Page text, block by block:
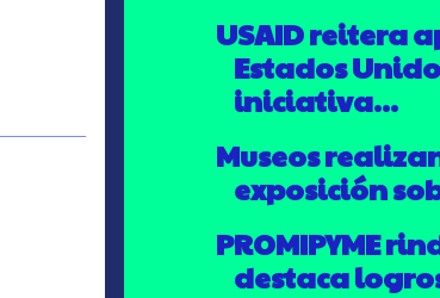
USAID reitera
Estados
iniciativa...
Museos
exposición
PROMIPYME
destaca